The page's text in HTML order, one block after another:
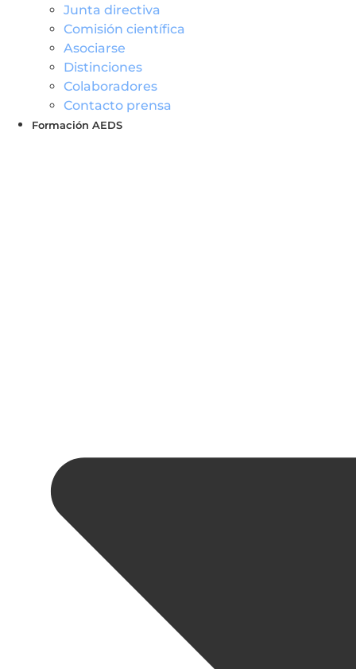
Junta directiva
Comisión científica
Asociarse
Distinciones
Colaboradores
Contacto prensa
Formación AEDS